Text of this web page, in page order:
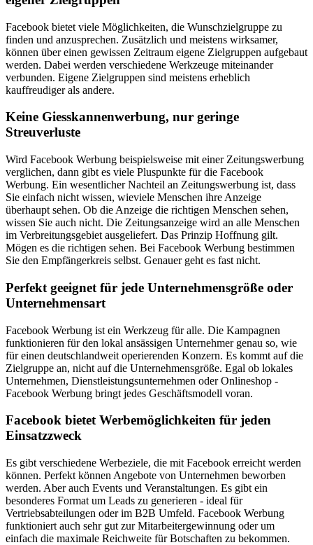
Facebook bietet viele Möglichkeiten, die Wunschzielgruppe zu
finden und anzusprechen. Zusätzlich und meistens wirksamer,
können über einen gewissen Zeitraum eigene Zielgruppen aufgebaut
werden. Dabei werden verschiedene Werkzeuge miteinander
verbunden. Eigene Zielgruppen sind meistens erheblich
kauffreudiger als andere.
Keine Giesskannen­werbung, nur geringe
Streuverluste
Wird Facebook Werbung beispielsweise mit einer Zeitungswerbung
verglichen, dann gibt es viele Pluspunkte für die Facebook
Werbung. Ein wesentlicher Nachteil an Zeitungswerbung ist, dass
Sie einfach nicht wissen, wieviele Menschen ihre Anzeige
überhaupt sehen. Ob die Anzeige die richtigen Menschen sehen,
wissen Sie auch nicht. Die Zeitungsanzeige wird an alle Menschen
im Verbreitungsgebiet ausgeliefert. Das Prinzip Hoffnung gilt.
Mögen es die richtigen sehen. Bei Facebook Werbung bestimmen
Sie den Empfängerkreis selbst. Genauer geht es fast nicht.
Perfekt geeignet für jede Unter­nehmens­größe oder
Unter­nehmens­art
Facebook Werbung ist ein Werkzeug für alle. Die Kampagnen
funktionieren für den lokal ansässigen Unternehmer genau so, wie
für einen deutschlandweit operierenden Konzern. Es kommt auf die
Zielgruppe an, nicht auf die Unternehmensgröße. Egal ob lokales
Unternehmen, Dienstleistungsunternehmen oder Onlineshop -
Facebook Werbung bringt jedes Geschäftsmodell voran.
Facebook bietet Werbe­möglichkeiten für jeden
Einsatzzweck
Es gibt verschiedene Werbeziele, die mit Facebook erreicht werden
können. Perfekt können Angebote von Unternehmen beworben
werden. Aber auch Events und Veranstaltungen. Es gibt ein
besonderes Format um Leads zu generieren - ideal für
Vertriebsabteilungen oder im B2B Umfeld. Facebook Werbung
funktioniert auch sehr gut zur Mitarbeitergewinnung oder um
einfach die maximale Reichweite für Botschaften zu bekommen.